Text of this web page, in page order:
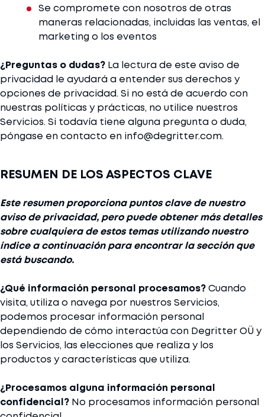
Se compromete con nosotros de otras
maneras relacionadas, incluidas las ventas, el
marketing o los eventos
¿Preguntas o dudas? La lectura de este aviso de
privacidad le ayudará a entender sus derechos y
opciones de privacidad. Si no está de acuerdo con
nuestras políticas y prácticas, no utilice nuestros
Servicios. Si todavía tiene alguna pregunta o duda,
póngase en contacto en info@degritter.com.
RESUMEN DE LOS ASPECTOS CLAVE
Este resumen proporciona puntos clave de nuestro
aviso de privacidad, pero puede obtener más detalles
sobre cualquiera de estos temas utilizando nuestro
índice a continuación para encontrar la sección que
está buscando.
¿Qué información personal procesamos?Cuando
visita, utiliza o navega por nuestros Servicios,
podemos procesar información personal
dependiendo de cómo interactúa con Degritter OÜ y
los Servicios, las elecciones que realiza y los
productos y características que utiliza.
¿Procesamos alguna información personal
confidencial? No procesamos información personal